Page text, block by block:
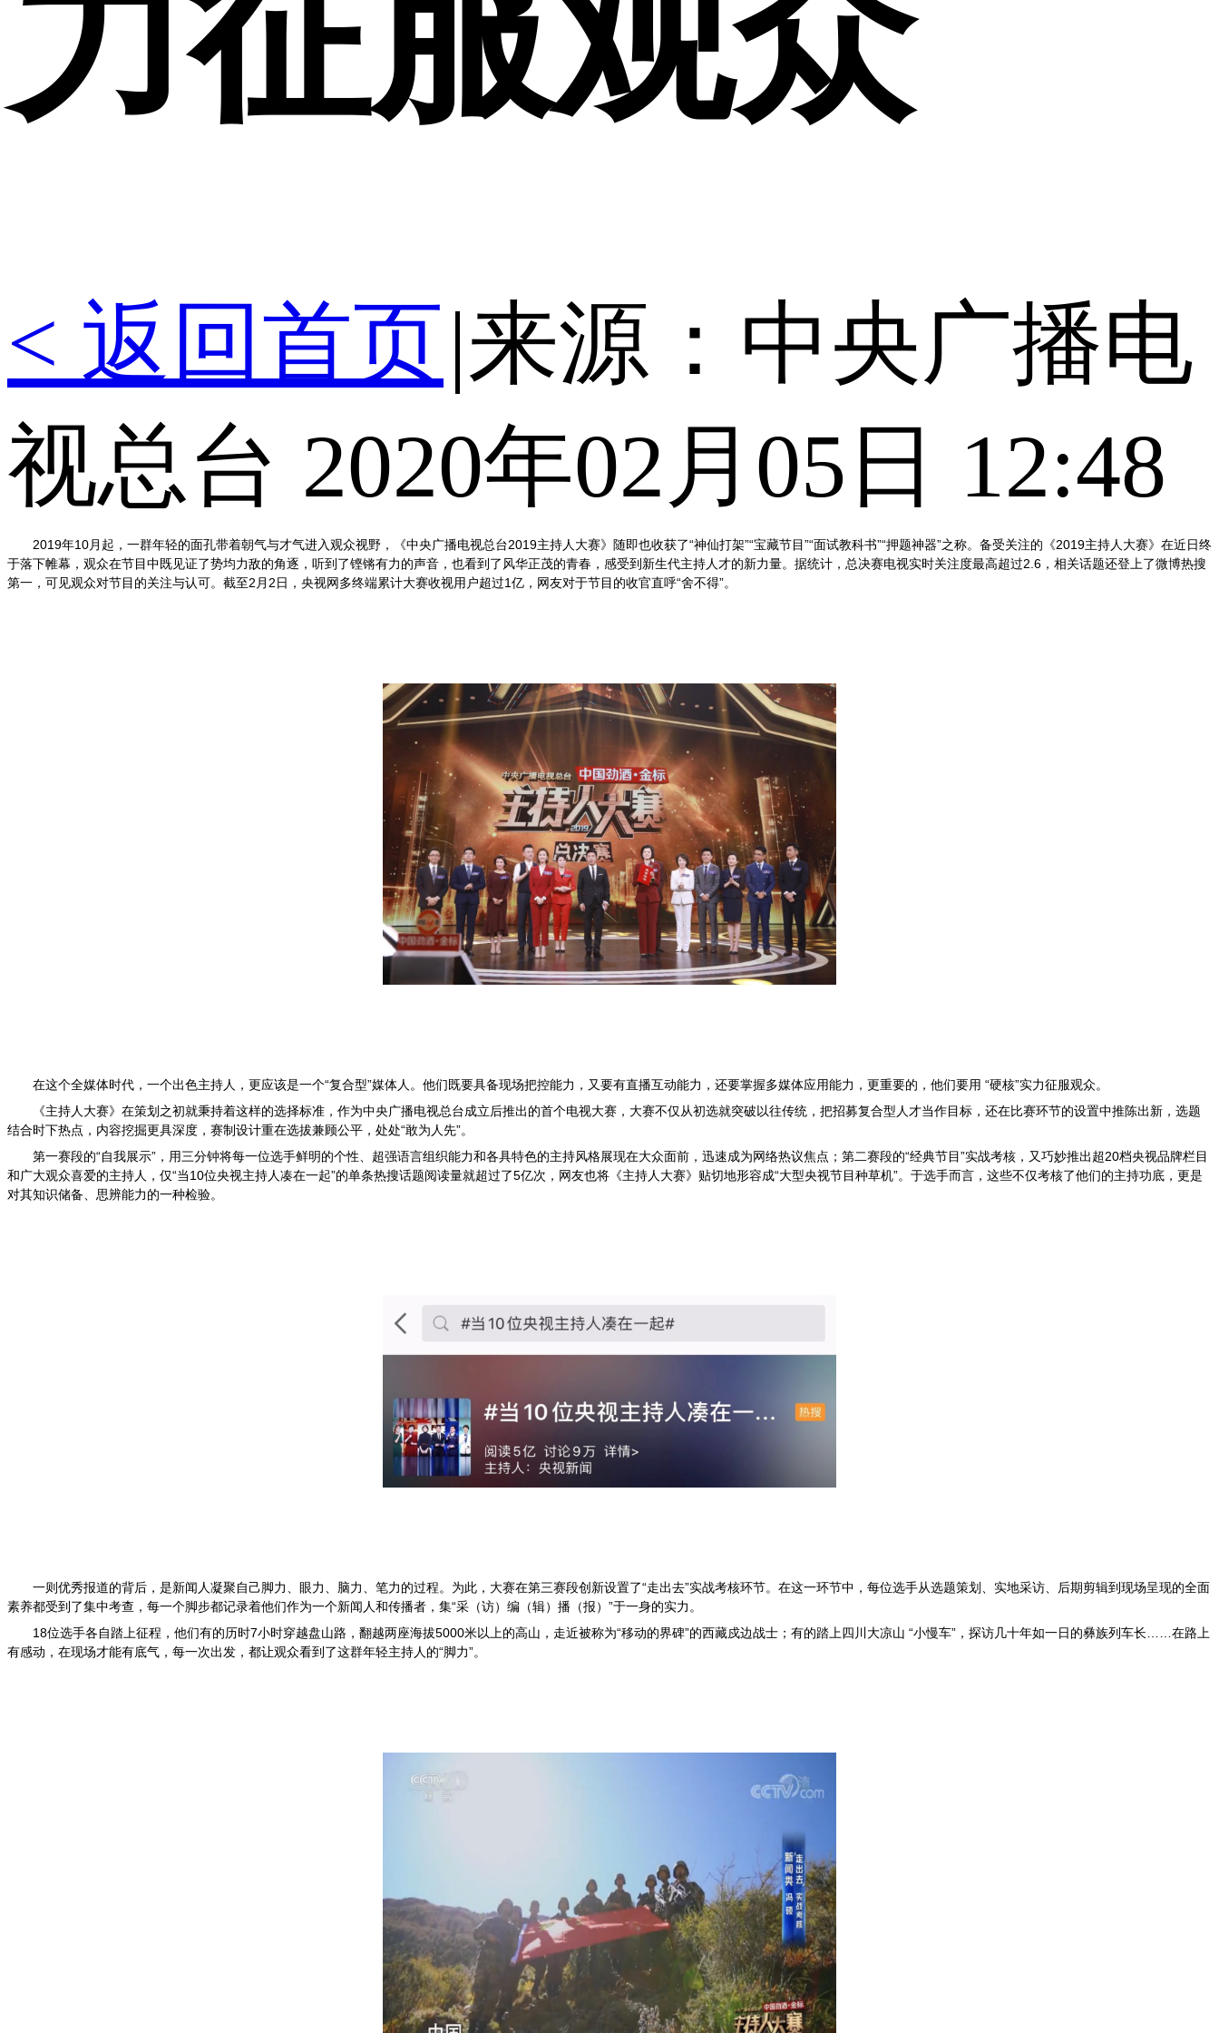
< 返回首页|来源：中央广播电
视总台 2020年02月05日 12:48
2019年10月起，一群年轻的面孔带着朝气与才气进入观众视野，《中央广播电视总台2019主持人大赛》随即也收获了“神仙打架”“宝藏节目”“面试教科书”“押题神器”之称。备受关注的《2019主持人大赛》在近日终
于落下帷幕，观众在节目中既见证了势均力敌的角逐，听到了铿锵有力的声音，也看到了风华正茂的青春，感受到新生代主持人才的新力量。据统计，总决赛电视实时关注度最高超过2.6 ，相关话题还登上了微博热搜
第一，可见观众对节目的关注与认可。截至2 月 2日，央视网多终端累计大赛收视用户超过1亿，网友对于节目的收官直呼“舍不得”。
在这个全媒体时代，一个出色主持人，更应该是一个“复合型”媒体人。他们既要具备现场把控能力，又要有直播互动能力，还要掌握多媒体应用能力，更重要的，他们要用 “硬核”实力征服观众。
《主持人大赛》在策划之初就秉持着这样的选择标准，作为中央广播电视总台成立后推出的首个电视大赛，大赛不仅从初选就突破以往传统，把招募复合型人才当作目标，还在比赛环节的设置中推陈出新，选题
结合时下热点，内容挖掘更具深度，赛制设计重在选拔兼顾公平，处处“敢为人先”。
第一赛段的“自我展示” ，用三分钟将每一位选手鲜明的个性、超强语言组织能力和各具特色的主持风格展现在大众面前，迅速成为网络热议焦点；第二赛段的“经典节目”实战考核，又巧妙推出超20档央视品牌栏目
和广大观众喜爱的主持人，仅“当10位央视主持人凑在一起”的单条热搜话题阅读量就超过了5亿次，网友也将《主持人大赛》贴切地形容成“大型央视节目种草机”。于选手而言，这些不仅考核了他们的主持功底，更是
对其知识储备、思辨能力的一种检验。
一则优秀报道的背后，是新闻人凝聚自己脚力、眼力、脑力、笔力的过程。为此，大赛在第三赛段创新设置了“走出去”实战考核环节。在这一环节中，每位选手从选题策划、实地采访、后期剪辑到现场呈现的全面
素养都受到了集中考查，每一个脚步都记录着他们作为一个新闻人和传播者，集“采（访）编（辑）播（报）”于一身的实力。
18位选手各自踏上征程，他们有的历时7小时穿越盘山路，翻越两座海拔5000米以上的高山，走近被称为“移动的界碑”的西藏戍边战士；有的踏上四川大凉山 “小慢车”，探访几十年如一日的彝族列车长……在路上
有感动，在现场才能有底气，每一次出发，都让观众看到了这群年轻主持人的“脚力”。